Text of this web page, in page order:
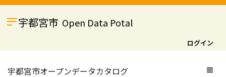
ス
宇都宮市 Open Data Potal
ログイン